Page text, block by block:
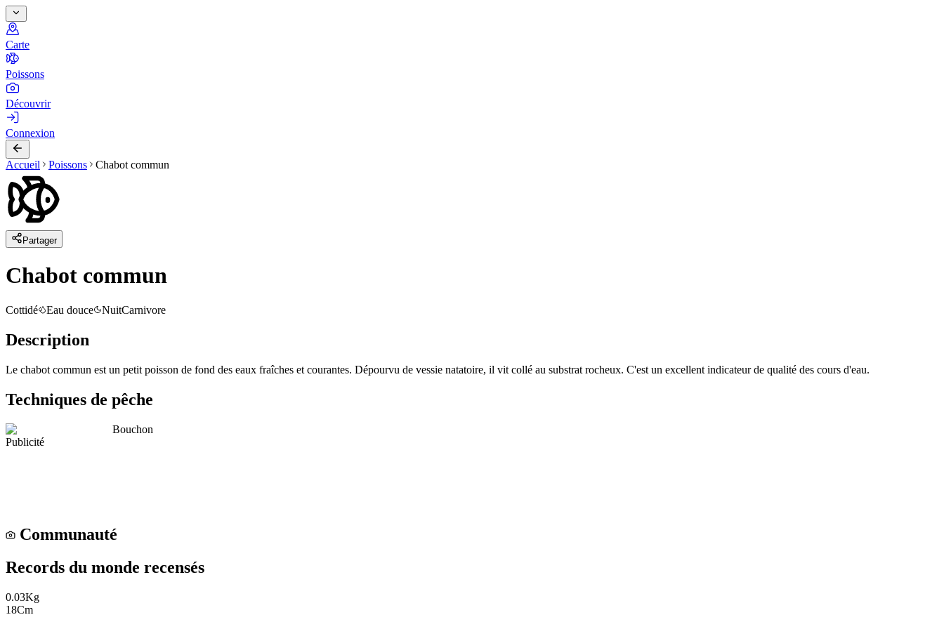
Carte
Poissons
Découvrir
Connexion
Accueil Poissons Chabot commun
Partager
Chabot commun
Cottidé Eau douce NuitCarnivore
Description
Le chabot commun est un petit poisson de fond des eaux fraîches et courantes. Dépourvu de vessie natatoire, il vit collé au substrat rocheux. C'est un excellent indicateur de qualité des cours d'eau.
Techniques de pêche
Bouchon
Publicité
Communauté
Records du monde recensés
0.03Kg
18Cm